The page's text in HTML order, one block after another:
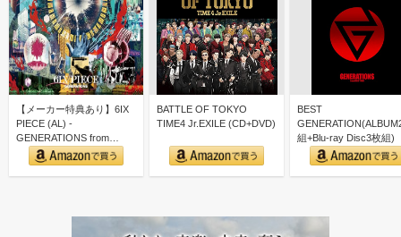
【メーカー特典あり】6IX
PIECE (AL) -
GENERATIONS from
EXILE…
BATTLE OF TOKYO
TIME4 Jr.EXILE (CD+DVD)
BEST
組+Blu-ray Disc3枚組)